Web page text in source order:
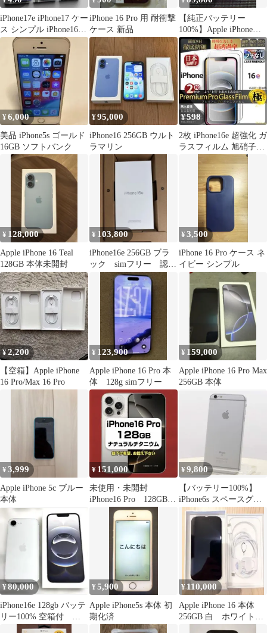
iPhone17e iPhone17 ケー
ス シンプル iPhone16
iPhone16e カバー 半透
明 マット アイフォン16
アイフォン16e 黒 ブラ
ック 緑 グリーン 紺 ネ
イビー 指紋防止 送料無
iPhone 16 Pro 用 耐衝撃
ケース 新品
【純正バッテリー
100%】Apple iPhone
16PLUS 即発送
¥6,000
美品 iPhone5s ゴールド
16GB ソフトバンク
¥95,000
iPhone16 256GB ウルト
ラマリン
¥598
2枚 iPhone16e 超強化 ガ
ラスフィルム 旭硝子
¥ 128,000
Apple iPhone 16 Teal
128GB 本体未開封
¥ 103,800
iPhone16e 256GB ブラ
ック simフリー 認定
整備済品 新品
¥3,500
iPhone 16 Pro ケース ネ
イビー シンプル
¥2,200
【空箱】Apple iPhone
16 Pro/Max 16 Pro
¥ 123,900
Apple iPhone 16 Pro 本
体 128g simフリー
¥ 159,000
Apple iPhone 16 Pro Max
256GB 本体
¥3,999
Apple iPhone 5c ブルー
本体
¥ 151,000
未使用・未開封
iPhone16 Pro 128GB
ナチュラルチタニウ
¥9,800
【バッテリー100%】
iPhone6s スペースグレ
イ 本体 送料無料
¥80,000
iPhone16e 128gb バッテ
リー100% 空箱付 ス
トラップケース付
¥5,900
Apple iPhone5s 本体 初
期化済
¥110,000
Apple iPhone 16 本体
256GB 白 ホワイト
MYDX3J/A